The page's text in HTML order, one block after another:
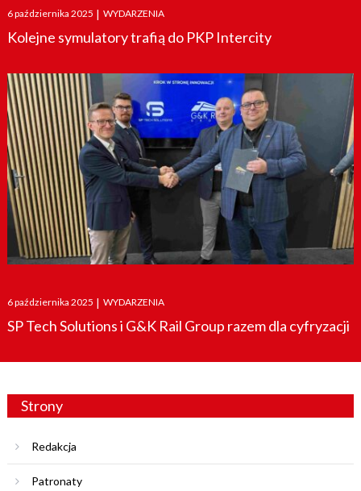
Posted
on
6 października 2025 | WYDARZENIA
Kolejne symulatory trafią do PKP Intercity
Posted
on
6 października 2025 | WYDARZENIA
SP Tech Solutions i G&K Rail Group razem dla cyfryzacji
Strony
Redakcja
Patronaty